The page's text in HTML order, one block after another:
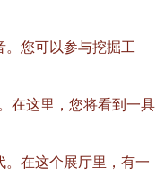
。您可以参与挖掘工
在这里，您将看到一具
在这个展厅里，有一